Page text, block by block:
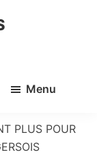
Menu
PLUS POUR